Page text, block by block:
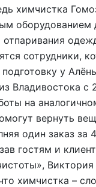
химчистка
оборудованием
отпаривания
сотрудники,
у
Владивостока с
на
вернуть
один заказ за
гостям и
химчистка –